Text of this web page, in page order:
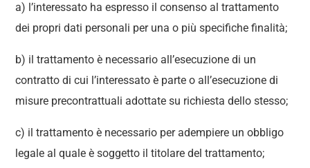
a) l’interessato ha espresso il consenso al trattamento
dei propri dati personali per una o più specifiche finalità;
b) il trattamento è necessario all’esecuzione di un
contratto di cui l’interessato è parte o all’esecuzione di
misure precontrattuali adottate su richiesta dello stesso;
c) il trattamento è necessario per adempiere un obbligo
legale al quale è soggetto il titolare del trattamento;